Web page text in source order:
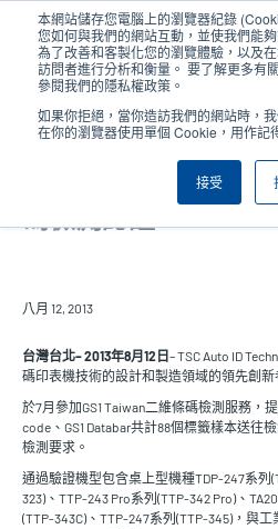
本網站儲存您電腦上的瀏覽器紀錄
您如何與我們的網站互動，並使我們能
為了改善和客製化您的瀏覽體驗，以及
訪問者進行分析和衡量。 要了解更多有
參閱我們的隱私權政策。
如果你拒絕，當你造訪我們的網站時，
在你的瀏覽器使用單個 Cookie，用作記
接受
TSC條碼標籤列印機
碼檢測認證
八月 12, 2013
台灣台北– 2013年8月12日 – TSC Auto ID
碼印表機技術的設計和製造領域的領先創新
於7月參加GS1 Taiwan二維條碼檢測服務，
code、GS1 Databar共計88個標籤樣本送往
檢測要求。
通過驗證機型包含桌上型機種TDP-247系列
323)、TTP-243 Pro系列(TTP-342 Pro)、
(TTP-343C)、TTP-247系列(TTP-345)，與工